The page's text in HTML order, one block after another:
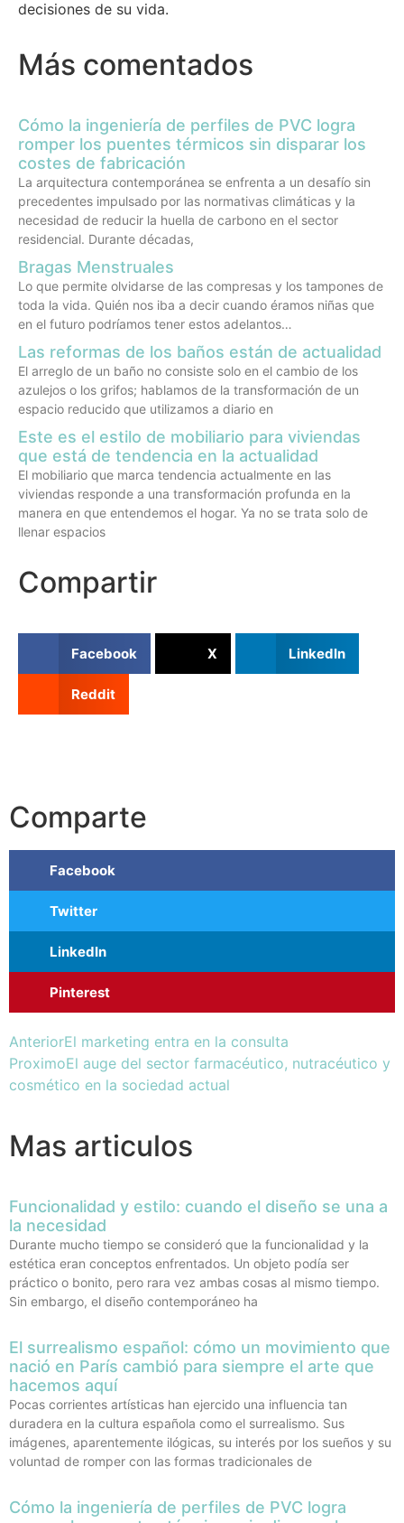
decisiones de su vida.
Más comentados
Cómo la ingeniería de perfiles de PVC logra
romper los puentes térmicos sin disparar los
costes de fabricación
La arquitectura contemporánea se enfrenta a un desafío sin
precedentes impulsado por las normativas climáticas y la
necesidad de reducir la huella de carbono en el sector
residencial. Durante décadas,
Bragas Menstruales
Lo que permite olvidarse de las compresas y los tampones de
toda la vida. Quién nos iba a decir cuando éramos niñas que
en el futuro podríamos tener estos adelantos…
Las reformas de los baños están de actualidad
El arreglo de un baño no consiste solo en el cambio de los
azulejos o los grifos; hablamos de la transformación de un
espacio reducido que utilizamos a diario en
Este es el estilo de mobiliario para viviendas
que está de tendencia en la actualidad
El mobiliario que marca tendencia actualmente en las
viviendas responde a una transformación profunda en la
manera en que entendemos el hogar. Ya no se trata solo de
llenar espacios
Compartir
Facebook X LinkedIn
Reddit
Comparte
Facebook
Twitter
LinkedIn
Pinterest
AnteriorEl marketing entra en la consulta
ProximoEl auge del sector farmacéutico, nutracéutico y
cosmético en la sociedad actual
Mas articulos
Funcionalidad y estilo: cuando el diseño se una a
la necesidad
Durante mucho tiempo se consideró que la funcionalidad y la
estética eran conceptos enfrentados. Un objeto podía ser
práctico o bonito, pero rara vez ambas cosas al mismo tiempo.
Sin embargo, el diseño contemporáneo ha
El surrealismo español: cómo un movimiento que
nació en París cambió para siempre el arte que
hacemos aquí
Pocas corrientes artísticas han ejercido una influencia tan
duradera en la cultura española como el surrealismo. Sus
imágenes, aparentemente ilógicas, su interés por los sueños y su
voluntad de romper con las formas tradicionales de
Cómo la ingeniería de perfiles de PVC logra